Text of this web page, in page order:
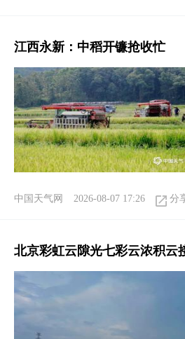
江西永新：中稻开镰抢收忙
中国天气网 2026-08-07 17:26 分
北京彩虹云隙光七彩云浓积云